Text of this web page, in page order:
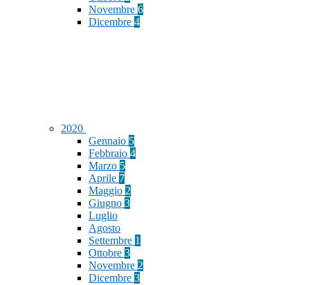
Novembre 6
Dicembre 4
2020
Gennaio 5
Febbraio 4
Marzo 5
Aprile 7
Maggio 2
Giugno 3
Luglio
Agosto
Settembre 1
Ottobre 3
Novembre 2
Dicembre 3